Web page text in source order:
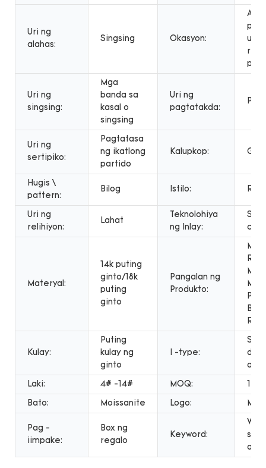
Uri ng
alahas:
Singsing Okasyon:
Uri ng
singsing:
Mga
banda sa
kasal o
singsing
Uri ng
pagtatakda:
Uri ng
sertipiko:
Pagtatasa
ng ikatlong
partido
Kalupkop:
Hugis \
pattern:
Bilog Istilo:
Uri ng
relihiyon:
Lahat
Teknolohiya
ng Inlay:
claw
Materyal:
14k puting
ginto/18k
puting
ginto
Pangalan ng
Produkto:
Ring
Kulay:
Puting
kulay ng
ginto
I -type:
Laki: 4# -14# MOQ:
Bato: Moissanite Logo:
Pag -
iimpake:
Box ng
regalo
Keyword: